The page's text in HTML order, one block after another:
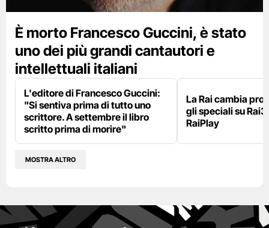
È morto Francesco Guccini, è stato
uno dei più grandi cantautori e
intellettuali italiani
L'editore di Francesco Guccini:
"Si sentiva prima di tutto uno
scrittore. A settembre il libro
scritto prima di morire"
La Rai cambia
gli speciali su
RaiPlay
MOSTRA ALTRO